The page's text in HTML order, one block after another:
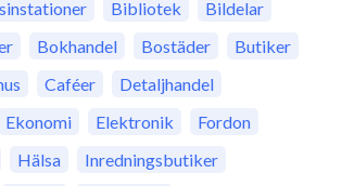
Bibliotek
Bildelar
Bokhandel Bostäder
Butiker
Caféer
Detaljhandel
Ekonomi Elektronik
Fordon
Hälsa
Inredningsbutiker